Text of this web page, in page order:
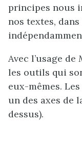
principes nous
nos textes,
Avec l’usage de
les outils qui
eux-mêmes.
un des axes de
dessus).